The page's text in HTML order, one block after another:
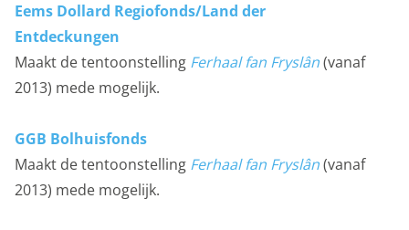
Eems Dollard Regiofonds/Land der
Entdeckungen
Maakt de tentoonstelling Ferhaal fan Fryslân(vanaf
2013) mede mogelijk.
GGB Bolhuisfonds
Maakt de tentoonstelling Ferhaal fan Fryslân(vanaf
2013) mede mogelijk.